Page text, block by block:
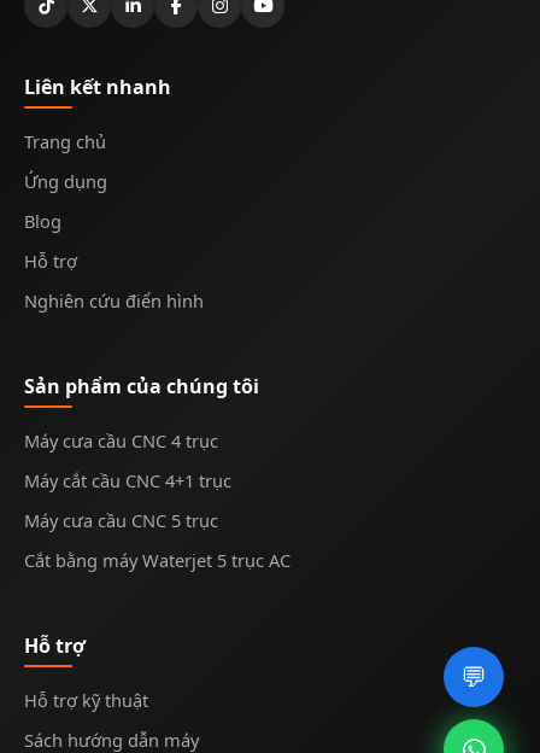
💬
Liên kết nhanh
Trang chủ
Ứng dụng
Blog
Hỗ trợ
Nghiên cứu điển hình
Sản phẩm của chúng tôi
Máy cưa cầu CNC 4 trục
Máy cắt cầu CNC 4+1 trục
Máy cưa cầu CNC 5 trục
Cắt bằng máy Waterjet 5 trục AC
Hỗ trợ
Hỗ trợ kỹ thuật
Sách hướng dẫn máy